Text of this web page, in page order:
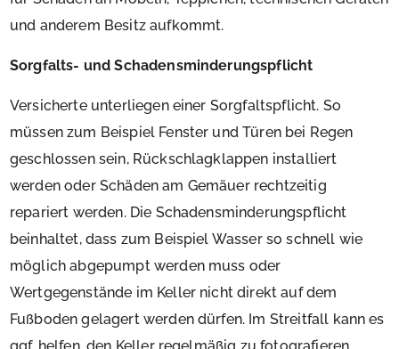
und anderem Besitz aufkommt.
Sorgfalts- und Schadensminderungspflicht
Versicherte unterliegen einer Sorgfaltspflicht. So
müssen zum Beispiel Fenster und Türen bei Regen
geschlossen sein, Rückschlagklappen installiert
werden oder Schäden am Gemäuer rechtzeitig
repariert werden. Die Schadensminderungspflicht
beinhaltet, dass zum Beispiel Wasser so schnell wie
möglich abgepumpt werden muss oder
Wertgegenstände im Keller nicht direkt auf dem
Fußboden gelagert werden dürfen. Im Streitfall kann es
ggf. helfen, den Keller regelmäßig zu fotografieren.